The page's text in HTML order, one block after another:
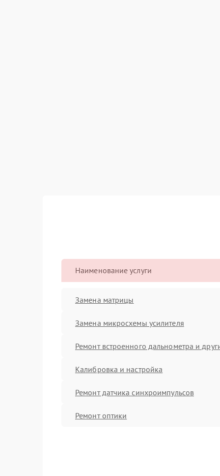
Наименование услуги
Замена матрицы
Замена микросхемы усилителя
Ремонт встроенного дальнометра и
Калибровка и настройка
Ремонт датчика синхроимпульсов
Ремонт оптики